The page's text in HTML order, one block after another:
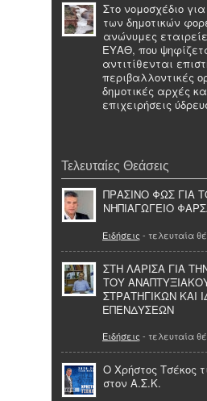
Στο νομοσχέδιο
των δημοτικών
ανώνυμες
ΕΥΑΘ, που
αντιτίθενται
περιβαλλοντικές
δημοτικές αρχές
επιχειρήσεις
Τελευταίες Θεάσεις
ΠΡΑΣΙΝΟ ΦΩΣ ΓΙΑ
ΝΗΠΙΑΓΩΓΕΙΟ
Ειδήσεις - τελευταία
ΣΤΗ ΛΑΡΙΣΑ ΓΙΑ
ΤΟΥ
ΣΤΡΑΤΗΓΙΚΩΝ ΚΑΙ
ΕΠΕΝΔΥΣΕΩΝ
Ειδήσεις - τελευταία
Ο Χρήστος Τσέκος
στον Α.Σ.Κ.